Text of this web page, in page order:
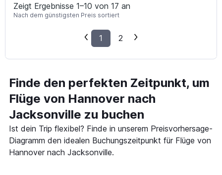
Zeigt Ergebnisse 1–10 von 17 an
Nach dem günstigsten Preis sortiert
1 2
Finde den perfekten Zeitpunkt, um
Flüge von Hannover nach
Jacksonville zu buchen
Ist dein Trip flexibel? Finde in unserem Preisvorhersage-
Diagramm den idealen Buchungszeitpunkt für Flüge von
Hannover nach Jacksonville.